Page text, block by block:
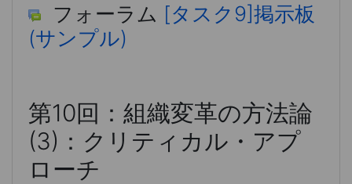
フォーラム [タスク9]掲示板
(サンプル)
第10回：組織変革の方法論
(3)：クリティカル・アプ
ローチ